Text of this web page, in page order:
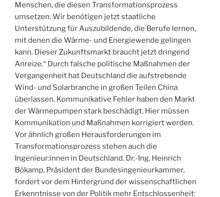
Menschen, die diesen Transformationsprozess
umsetzen. Wir benötigen jetzt staatliche
Unterstützung für Auszubildende, die Berufe lernen,
mit denen die Wärme- und Energiewende gelingen
kann. Dieser Zukunftsmarkt braucht jetzt dringend
Anreize.“ Durch falsche politische Maßnahmen der
Vergangenheit hat Deutschland die aufstrebende
Wind- und Solarbranche in großen Teilen China
überlassen. Kommunikative Fehler haben den Markt
der Wärmepumpen stark beschädigt. Hier müssen
Kommunikation und Maßnahmen korrigiert werden.
Vor ähnlich großen Herausforderungen im
Transformationsprozess stehen auch die
Ingenieur:innen in Deutschland. Dr.-Ing. Heinrich
Bökamp, Präsident der Bundesingenieurkammer,
fordert vor dem Hintergrund der wissenschaftlichen
Erkenntnisse von der Politik mehr Entschlossenheit: